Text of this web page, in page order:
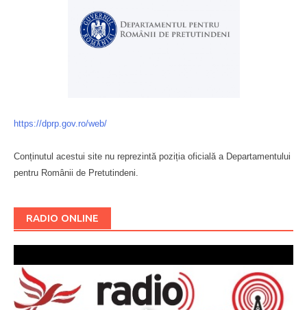
https://dprp.gov.ro/web/
Conținutul acestui site nu reprezintă poziția oficială a Departamentului
pentru Românii de Pretutindeni.
RADIO ONLINE